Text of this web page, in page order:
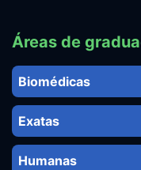
Áreas de
Biomédicas
Exatas
Humanas